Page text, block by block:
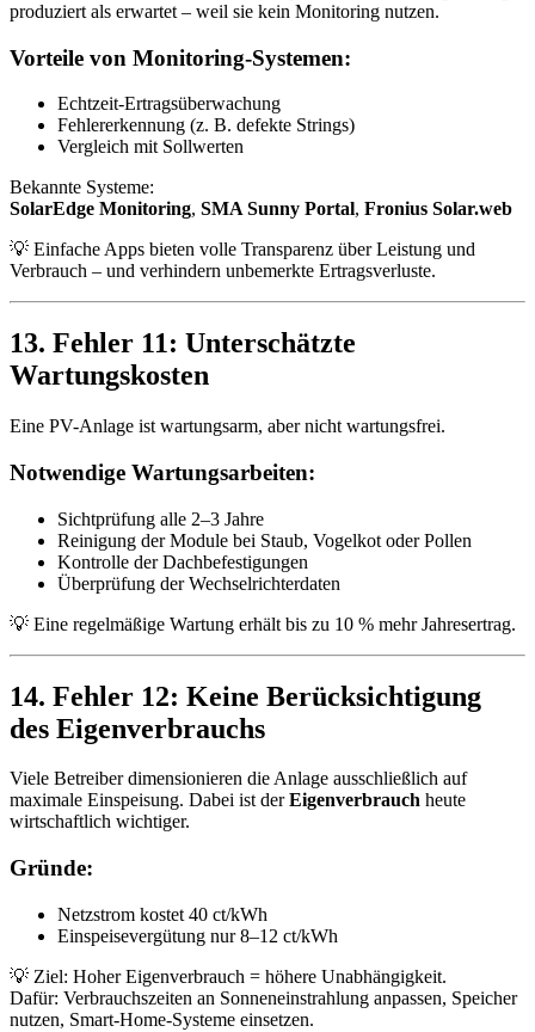
produziert als erwartet – weil sie kein Monitoring nutzen.
Vorteile von Monitoring-Systemen:
Echtzeit-Ertragsüberwachung
Fehlererkennung (z. B. defekte Strings)
Vergleich mit Sollwerten
Bekannte Systeme:
SolarEdge Monitoring, SMA Sunny Portal, Fronius Solar.web
💡 Einfache Apps bieten volle Transparenz über Leistung und
Verbrauch – und verhindern unbemerkte Ertragsverluste.
13. Fehler 11: Unterschätzte
Wartungskosten
Eine PV-Anlage ist wartungsarm, aber nicht wartungsfrei.
Notwendige Wartungsarbeiten:
Sichtprüfung alle 2–3 Jahre
Reinigung der Module bei Staub, Vogelkot oder Pollen
Kontrolle der Dachbefestigungen
Überprüfung der Wechselrichterdaten
💡 Eine regelmäßige Wartung erhält bis zu 10 % mehr Jahresertrag.
14. Fehler 12: Keine Berücksichtigung
des Eigenverbrauchs
Viele Betreiber dimensionieren die Anlage ausschließlich auf
maximale Einspeisung. Dabei ist derEigenverbrauch heute
wirtschaftlich wichtiger.
Gründe:
Netzstrom kostet 40 ct/kWh
Einspeisevergütung nur 8–12 ct/kWh
💡 Ziel: Hoher Eigenverbrauch = höhere Unabhängigkeit.
Dafür: Verbrauchszeiten an Sonneneinstrahlung anpassen, Speicher
nutzen, Smart-Home-Systeme einsetzen.